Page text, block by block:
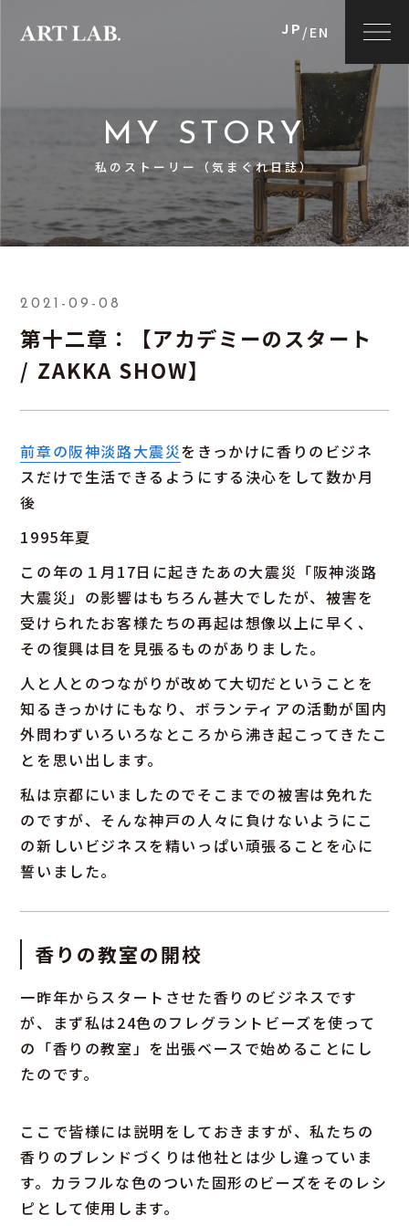
JP/EN
MY STORY
私のストーリー（気まぐれ日誌）
2021-09-08
第十二章：【アカデミーのスタート
/ ZAKKA SHOW】
前章の阪神淡路大震災をきっかけに香りのビジネ
スだけで生活できるようにする決心をして数か月
後
1995年夏
この年の１月17日に起きたあの大震災「阪神淡路
大震災」の影響はもちろん甚大でしたが、被害を
受けられたお客様たちの再起は想像以上に早く、
その復興は目を見張るものがありました。
人と人とのつながりが改めて大切だということを
知るきっかけにもなり、ボランティアの活動が国内
外問わずいろいろなところから沸き起こってきたこ
とを思い出します。
私は京都にいましたのでそこまでの被害は免れた
のですが、そんな神戸の人々に負けないようにこ
の新しいビジネスを精いっぱい頑張ることを心に
誓いました。
香りの教室の開校
一昨年からスタートさせた香りのビジネスです
が、まず私は24色のフレグラントビーズを使って
の「香りの教室」を出張ベースで始めることにし
たのです。
ここで皆様には説明をしておきますが、私たちの
香りのブレンドづくりは他社とは少し違っていま
す。カラフルな色のついた固形のビーズをそのレシ
ピとして使用します。